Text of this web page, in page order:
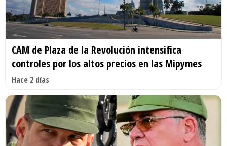
CAM de Plaza de la Revolución intensifica
controles por los altos precios en las Mipymes
Hace 2 días